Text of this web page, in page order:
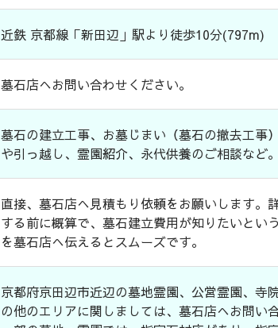
近鉄 京都線「新田辺」駅より徒歩10分(797m)
墓石店へお問い合わせください。
墓石の建立工事、お墓じまい（墓石の撤去工事
や引っ越し、霊園紹介、永代供養のご相談など
直接、墓石店へ見積もり依頼をお願いします。
する前に概算で、墓石建立費用が知りたいとい
を墓石店へ伝えるとスムーズです。
京都府京田辺市近辺の墓地霊園、公営霊園、寺
の他のエリアに関しましては、墓石店へお問い